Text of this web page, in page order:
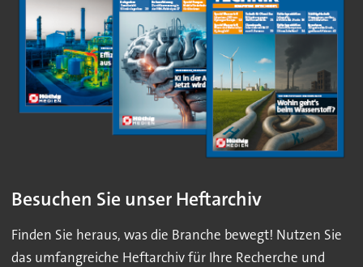
Besuchen Sie unser Heftarchiv
Finden Sie heraus, was die Branche bewegt! Nutzen Sie
das umfangreiche Heftarchiv für Ihre Recherche und